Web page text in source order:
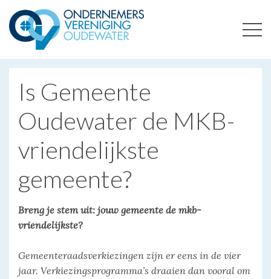
ONDERNEMERSVERENIGING OUDEWATER
Is Gemeente
Oudewater de MKB-
vriendelijkste
gemeente?
Breng je stem uit: jouw gemeente de mkb-
vriendelijkste?
Gemeenteraadsverkiezingen zijn er eens in de vier
jaar. Verkiezingsprogramma’s draaien dan vooral om